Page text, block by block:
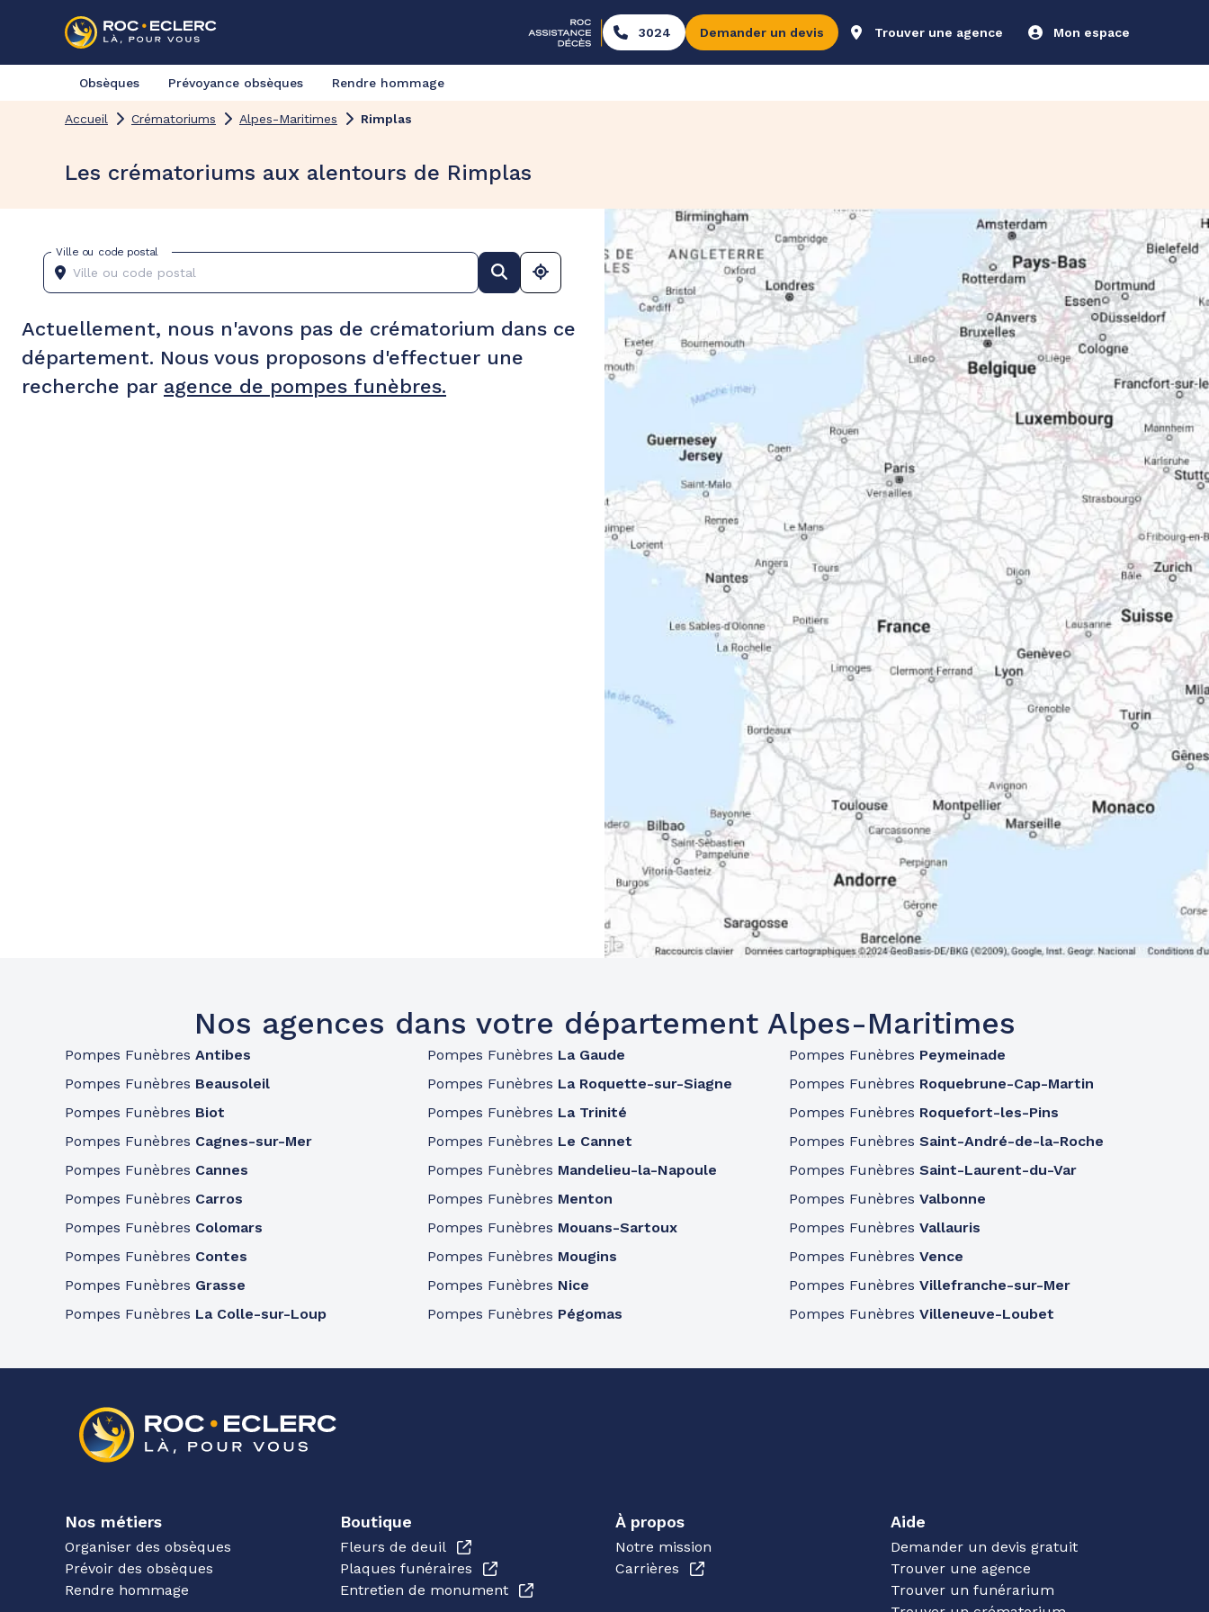
3024 Demander un devis Trouver une agence Mon espace
Obsèques Prévoyance obsèques Rendre hommage
Accueil Crématoriums Alpes-Maritimes Rimplas
Les crématoriums aux alentours de Rimplas
Ville ou code postal
Actuellement, nous n'avons pas de crématorium dans ce
département. Nous vous proposons d'effectuer une
recherche par agence de pompes funèbres.
Nos agences dans votre département Alpes-Maritimes
Pompes Funèbres Antibes
Pompes Funèbres Beausoleil
Pompes Funèbres Biot
Pompes Funèbres Cagnes-sur-Mer
Pompes Funèbres Cannes
Pompes Funèbres Carros
Pompes Funèbres Colomars
Pompes Funèbres Contes
Pompes Funèbres Grasse
Pompes Funèbres La Colle-sur-Loup
Pompes Funèbres La Gaude
Pompes Funèbres La Roquette-sur-Siagne
Pompes Funèbres La Trinité
Pompes Funèbres Le Cannet
Pompes Funèbres Mandelieu-la-Napoule
Pompes Funèbres Menton
Pompes Funèbres Mouans-Sartoux
Pompes Funèbres Mougins
Pompes Funèbres Nice
Pompes Funèbres Pégomas
Pompes Funèbres Peymeinade
Pompes Funèbres Roquebrune-Cap-Martin
Pompes Funèbres Roquefort-les-Pins
Pompes FunèbresSaint-André-de-la-Roche
Pompes FunèbresSaint-Laurent-du-Var
Pompes FunèbresValbonne
Pompes FunèbresVallauris
Pompes FunèbresVence
Pompes FunèbresVillefranche-sur-Mer
Pompes FunèbresVilleneuve-Loubet
Nos métiers
Organiser des obsèques
Prévoir des obsèques
Rendre hommage
Boutique
Fleurs de deuil
Plaques funéraires
Entretien de monument
À propos
Notre mission
Carrières
Aide
Demander un devis gratuit
Trouver une agence
Trouver un funérarium